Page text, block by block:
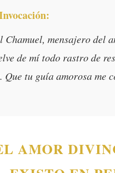
Chamuel, mensajero del
de mí todo rastro de
Que tu guía amorosa
AMOR